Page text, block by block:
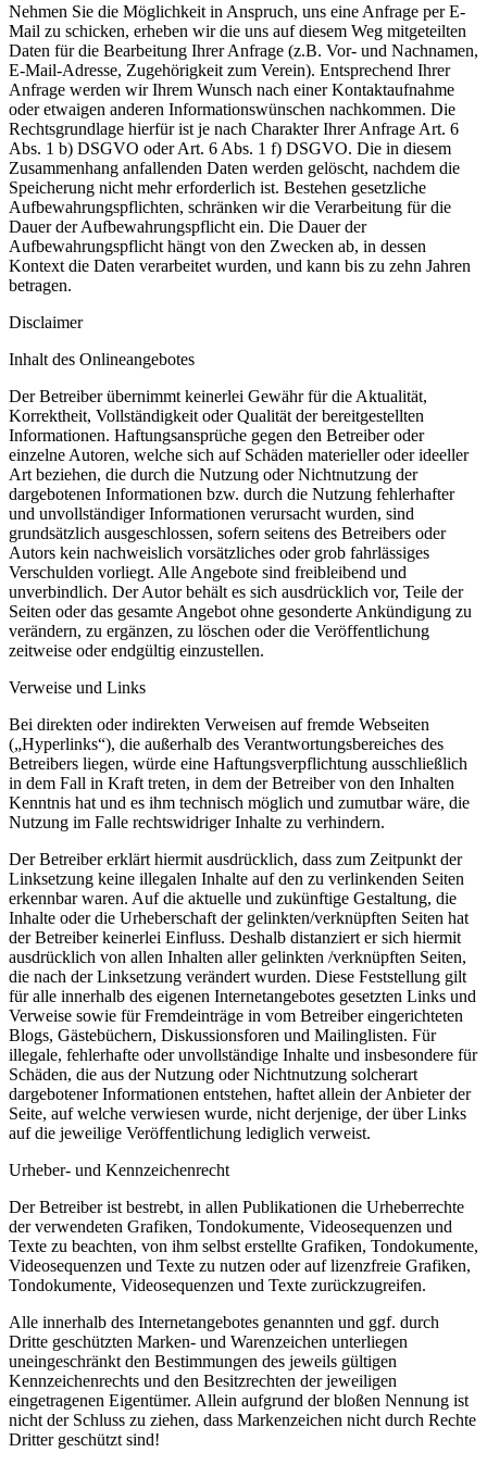
Nehmen Sie die Möglichkeit in Anspruch, uns eine Anfrage per E-
Mail zu schicken, erheben wir die uns auf diesem Weg mitgeteilten
Daten für die Bearbeitung Ihrer Anfrage (z.B. Vor- und Nachnamen,
E-Mail-Adresse, Zugehörigkeit zum Verein). Entsprechend Ihrer
Anfrage werden wir Ihrem Wunsch nach einer Kontaktaufnahme
oder etwaigen anderen Informationswünschen nachkommen. Die
Rechtsgrundlage hierfür ist je nach Charakter Ihrer Anfrage Art. 6
Abs. 1 b) DSGVO oder Art. 6 Abs. 1 f) DSGVO. Die in diesem
Zusammenhang anfallenden Daten werden gelöscht, nachdem die
Speicherung nicht mehr erforderlich ist. Bestehen gesetzliche
Aufbewahrungspflichten, schränken wir die Verarbeitung für die
Dauer der Aufbewahrungspflicht ein. Die Dauer der
Aufbewahrungspflicht hängt von den Zwecken ab, in dessen
Kontext die Daten verarbeitet wurden, und kann bis zu zehn Jahren
betragen.
Disclaimer
Inhalt des Onlineangebotes
Der Betreiber übernimmt keinerlei Gewähr für die Aktualität,
Korrektheit, Vollständigkeit oder Qualität der bereitgestellten
Informationen. Haftungsansprüche gegen den Betreiber oder
einzelne Autoren, welche sich auf Schäden materieller oder ideeller
Art beziehen, die durch die Nutzung oder Nichtnutzung der
dargebotenen Informationen bzw. durch die Nutzung fehlerhafter
und unvollständiger Informationen verursacht wurden, sind
grundsätzlich ausgeschlossen, sofern seitens des Betreibers oder
Autors kein nachweislich vorsätzliches oder grob fahrlässiges
Verschulden vorliegt. Alle Angebote sind freibleibend und
unverbindlich. Der Autor behält es sich ausdrücklich vor, Teile der
Seiten oder das gesamte Angebot ohne gesonderte Ankündigung zu
verändern, zu ergänzen, zu löschen oder die Veröffentlichung
zeitweise oder endgültig einzustellen.
Verweise und Links
Bei direkten oder indirekten Verweisen auf fremde Webseiten
(„Hyperlinks“), die außerhalb des Verantwortungsbereiches des
Betreibers liegen, würde eine Haftungsverpflichtung ausschließlich
in dem Fall in Kraft treten, in dem der Betreiber von den Inhalten
Kenntnis hat und es ihm technisch möglich und zumutbar wäre, die
Nutzung im Falle rechtswidriger Inhalte zu verhindern.
Der Betreiber erklärt hiermit ausdrücklich, dass zum Zeitpunkt der
Linksetzung keine illegalen Inhalte auf den zu verlinkenden Seiten
erkennbar waren. Auf die aktuelle und zukünftige Gestaltung, die
Inhalte oder die Urheberschaft der gelinkten/verknüpften Seiten hat
der Betreiber keinerlei Einfluss. Deshalb distanziert er sich hiermit
ausdrücklich von allen Inhalten aller gelinkten /verknüpften Seiten,
die nach der Linksetzung verändert wurden. Diese Feststellung gilt
für alle innerhalb des eigenen Internetangebotes gesetzten Links und
Verweise sowie für Fremdeinträge in vom Betreiber eingerichteten
Blogs, Gästebüchern, Diskussionsforen und Mailinglisten. Für
illegale, fehlerhafte oder unvollständige Inhalte und insbesondere für
Schäden, die aus der Nutzung oder Nichtnutzung solcherart
dargebotener Informationen entstehen, haftet allein der Anbieter der
Seite, auf welche verwiesen wurde, nicht derjenige, der über Links
auf die jeweilige Veröffentlichung lediglich verweist.
Urheber- und Kennzeichenrecht
Der Betreiber ist bestrebt, in allen Publikationen die Urheberrechte
der verwendeten Grafiken, Tondokumente, Videosequenzen und
Texte zu beachten, von ihm selbst erstellte Grafiken, Tondokumente,
Videosequenzen und Texte zu nutzen oder auf lizenzfreie Grafiken,
Tondokumente, Videosequenzen und Texte zurückzugreifen.
Alle innerhalb des Internetangebotes genannten und ggf. durch
Dritte geschützten Marken- und Warenzeichen unterliegen
uneingeschränkt den Bestimmungen des jeweils gültigen
Kennzeichenrechts und den Besitzrechten der jeweiligen
eingetragenen Eigentümer. Allein aufgrund der bloßen Nennung ist
nicht der Schluss zu ziehen, dass Markenzeichen nicht durch Rechte
Dritter geschützt sind!